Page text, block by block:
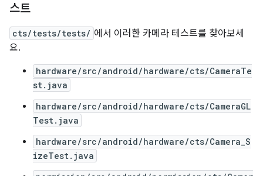
스트
cts/tests/tests/ 에서 이러한 카메라 테스트를 찾아보세
요.
hardware/src/android/hardware/cts/CameraTe
st.java
hardware/src/android/hardware/cts/CameraGL
Test.java
hardware/src/android/hardware/cts/Camera_S
izeTest.java